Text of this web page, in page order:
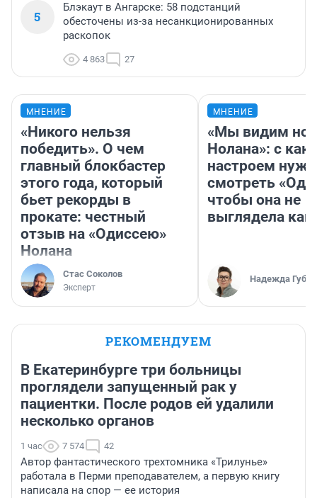
5
Блэкаут в Ангарске: 58 подстанций
обесточены из-за несанкционированных
раскопок
4 863 27
МНЕНИЕ
«Никого нельзя
победить». О чем
главный блокбастер
этого года, который
бьет рекорды в
прокате: честный
отзыв на «Одиссею»
Нолана
Стас Соколов
Эксперт
МНЕНИЕ
«Мы видим
Нолана»: с
настроем
смотреть
чтобы она не
выглядела как
Надежда
РЕКОМЕНДУЕМ
В Екатеринбурге три больницы
проглядели запущенный рак у
пациентки. После родов ей удалили
несколько органов
1 час 7 574 42
Автор фантастического трехтомника «Трилунье»
работала в Перми преподавателем, а первую книгу
написала на спор — ее история